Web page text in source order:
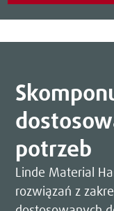
potrzeb
Linde Material
rozwiązań z